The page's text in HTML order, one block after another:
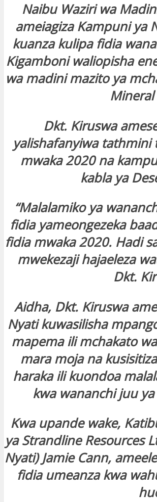
Naibu Waziri wa
ameiagiza Kampuni ya
kuanza kulipa fidia
Kigamboni waliopisha
wa madini mazito ya
Mineral
Dkt. Kiruswa
yalishafanyiwa tathmini
mwaka 2020 na
kabla ya
“Malalamiko ya
fidia yameongezeka
fidia mwaka 2020. Hadi
mwekezaji hajaeleza
Dkt.
Aidha, Dkt. Kiruswa
Nyati kuwasilisha
mapema ili mchakato
mara moja na
haraka ili kuondoa
kwa wananchi juu
Kwa upande wake,
ya Strandline Resources
Nyati) Jamie Cann,
fidia umeanza kwa